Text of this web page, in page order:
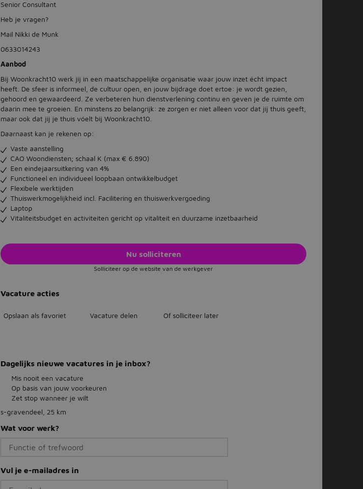
Senior Consultant
Heb je vragen?
Mail Nikki de Munk
0633014243
Aanbod
Bij Woonkracht10 werk jij in een maatschappelijke organisatie waar jouw inzet écht impact
heeft. De sfeer is informeel, de cultuur open, en jouw bijdrage doet ertoe: je wordt gezien,
gehoord en gewaardeerd. Ze verbeteren hun dienstverlening continu en geven je de ruimte om
daarin mee te groeien. En minstens zo belangrijk: ze zorgen er niet alleen voor dat jij thuis geeft,
maar ook dat jij je thuis vóelt bij Woonkracht10.
Daarnaast kan je rekenen op:
Vaste aanstelling
CAO Woondiensten; schaal K (max € 6.890)
Een eindejaarsuitkering van 4%
Functioneel en individueel loopbaan ontwikkelbudget
Flexibele werktijden
Thuiswerkmogelijkheid incl. Facilitering en thuiswerkvergoeding
Laptop
Vitaliteitsbudget en activiteiten gericht op vitaliteit en duurzame inzetbaarheid
Nu solliciteren
Solliciteer op de website van de werkgever
Vacature acties
Opslaan als favoriet Vacature delen Of solliciteer later
Dagelijks nieuwe vacatures in je inbox?
Mis nooit een vacature
Op basis van jouw voorkeuren
Zet stop wanneer je wilt
s-gravendeel, 25 km
Wat voor werk?
Vul je e-mailadres in